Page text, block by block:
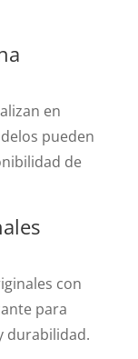
en
pueden
de
con
para
durabilidad.